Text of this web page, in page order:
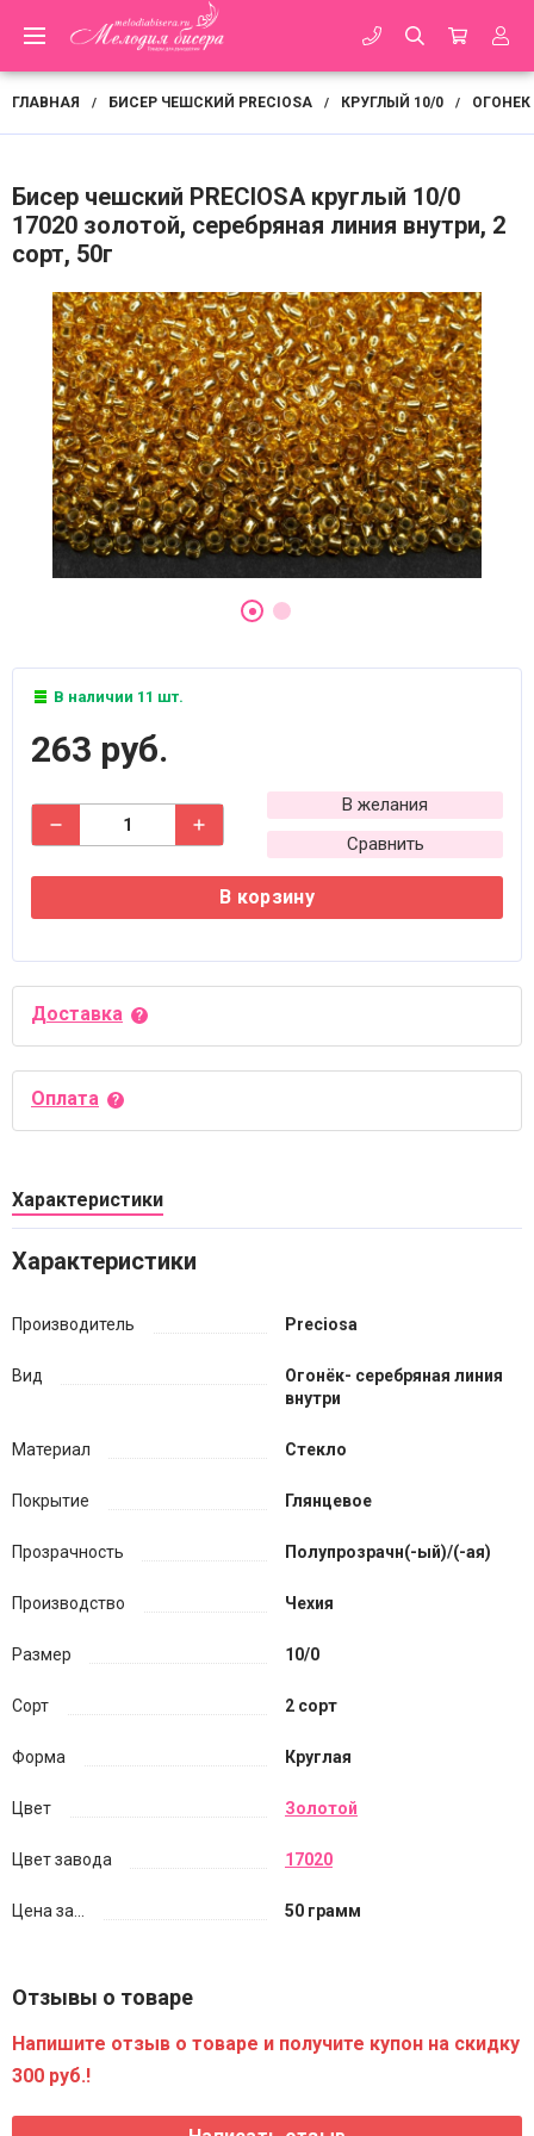
ГЛАВНАЯ / БИСЕР ЧЕШСКИЙ PRECIOSA / КРУГЛЫЙ 10/0 /
Бисер чешский PRECIOSA круглый 10/0
17020 золотой, серебряная линия внутри, 2
сорт, 50г
В наличии 11 шт.
263 руб.
В желания
Сравнить
В корзину
Доставка
Оплата
Характеристики
Характеристики
Производитель Preciosa
Вид
Огонёк- серебряная линия
внутри
Материал Стекло
Покрытие Глянцевое
Прозрачность Полупрозрачн(-ый)/(-ая)
Производство Чехия
Размер 10/0
Сорт 2 сорт
Форма Круглая
Цвет Золотой
Цвет завода 17020
Цена за... 50 грамм
Отзывы о товаре
Напишите отзыв о товаре и получите купон на скидку
300 руб.!